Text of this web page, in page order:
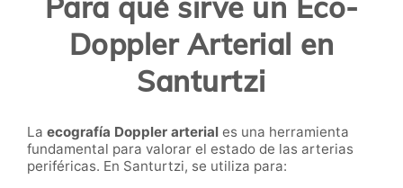
Doppler Arterial en
Santurtzi
La ecografía Doppler arterial es una herramienta
fundamental para valorar el estado de las arterias
periféricas. En Santurtzi, se utiliza para: